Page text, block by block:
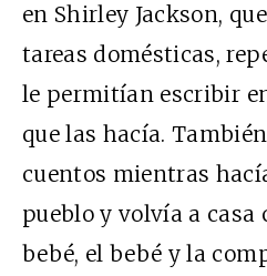
en Shirley Jackson,
tareas domésticas,
le permitían escribir
que las hacía.
cuentos mientras
pueblo y volvía a casa
bebé, el bebé y la